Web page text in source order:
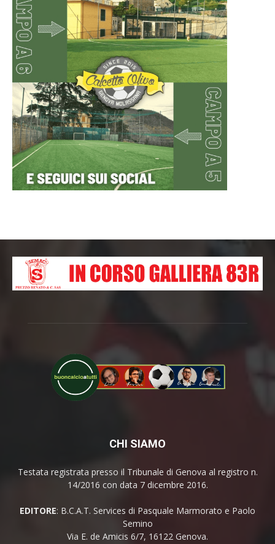
CHI SIAMO
Testata registrata presso il Tribunale di Genova al registro n.
14/2016 con data 7 dicembre 2016.
EDITORE: B.C.A.T. Services di Pasquale Marmorato e Paolo
Semino
Via E. de Amicis 6/7, 16122 Genova.